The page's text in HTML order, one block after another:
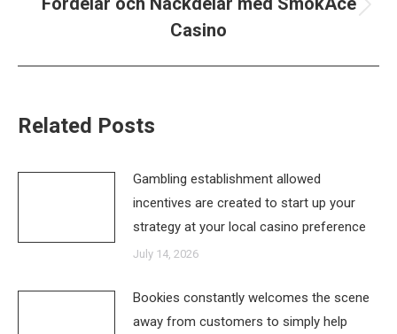
Next
post:
Casino
Related Posts
Gambling establishment allowed
incentives are created to start up your
strategy at your local casino preference
July 14, 2026
Bookies constantly welcomes the scene
away from customers to simply help